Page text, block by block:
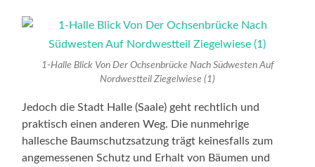
1-Halle Blick Von Der Ochsenbrücke Nach Südwesten Auf
Nordwestteil Ziegelwiese (1)
Jedoch die Stadt Halle (Saale) geht rechtlich und
praktisch einen anderen Weg. Die nunmehrige
hallesche Baumschutzsatzung trägt keinesfalls zum
angemessenen Schutz und Erhalt von Bäumen und